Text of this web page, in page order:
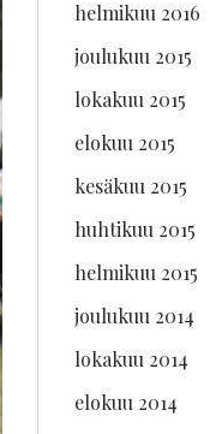
helmikuu 2016
joulukuu 2015
lokakuu 2015
elokuu 2015
kesäkuu 2015
huhtikuu 2015
helmikuu 2015
joulukuu 2014
lokakuu 2014
elokuu 2014